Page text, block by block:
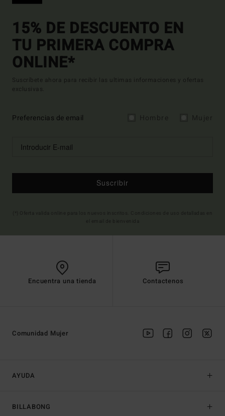
15% DE DESCUENTO EN
TU PRIMERA COMPRA
ONLINE*
Suscríbete ahora para recibir las ultimas informaciones y ofertas
exclusivas.
Preferencias de email
Suscribir
Encuentra una tienda Contactenos
AYUDA
BILLABONG
Comunidad Mujer